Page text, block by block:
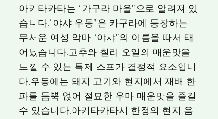
아키타카타는 “가구라 마을”으로 알려져 있
습니다.“야샤 우동”은 카구라에 등장하는
무서운 여성 악마 “야샤”의 이름을 따서 태
어났습니다.고추와 칠리 오일의 매운맛을
느낄 수 있는 특제 스프가 결정적 요소입니
다.우동에는 돼지 고기와 현지에서 재배 한
파를 듬뿍 얹어 절묘한 우마 매운맛을 즐길
수 있습니다.아키타카타시 한정의 현지 음